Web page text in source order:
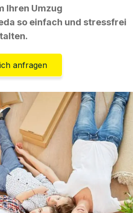
Ihren Umzug
so einfach und stressfrei
anfragen